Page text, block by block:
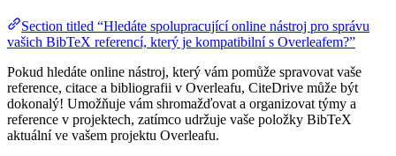
Section titled “Hledáte spolupracující online nástroj pro správu
vašich BibTeX referencí, který je kompatibilní s Overleafem?”
Pokud hledáte online nástroj, který vám pomůže spravovat vaše
reference, citace a bibliografii v Overleafu, CiteDrive může být
dokonalý! Umožňuje vám shromažďovat a organizovat týmy a
reference v projektech, zatímco udržuje vaše položky BibTeX
aktuální ve vašem projektu Overleafu.